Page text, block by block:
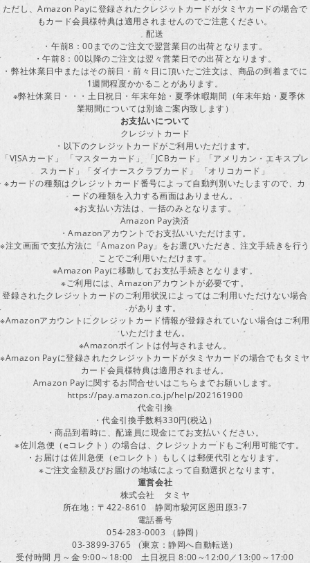
ただし、Amazon Payに登録されたクレジットカードがタミヤカードの場合で
もカード会員様特典は適用されませんのでご注意ください。
配送
・午前8：00までのご注文で翌営業日の出荷となります。
・午前8：00以降のご注文は翌々営業日での出荷となります。
・弊社休業日中またはその前日・前々日に頂いたご注文は、商品の到着までに
1週間程度かかることがあります。
※弊社休業日・・・土日祝日・年末年始・夏季休暇期間（年末年始・夏季休
業期間については別途ご案内致します）
お支払いについて
クレジットカード
・以下のクレジットカードがご利用いただけます。
「VISAカード」 「マスターカード」 「JCBカード」「アメリカン・エキスプレ
スカード」「ダイナースクラブカード」 「オリコカード」
※カードの種類はクレジットカード番号によって自動判別いたしますので、カ
ードの種類を入力する画面はありません。
※お支払い方法は、一括のみとなります。
Amazon Pay決済
・Amazonアカウントでお支払いいただけます。
※注文画面で支払方法に「Amazon Pay」をお選びいただき、注文手続きを行う
ことでご利用いただけます。
※Amazon Payに移動してお支払手続きとなります。
※ご利用には、Amazonアカウントが必要です。
登録されたクレジットカードのご利用状況によってはご利用いただけない場合
があります。
※Amazonアカウントにクレジットカード情報が登録されていない場合はご利用
いただけません。
※Amazonポイントは付与されません。
※Amazon Payに登録されたクレジットカードがタミヤカードの場合でもタミヤ
カード会員様特典は適用されません。
Amazon Payに関するお問合せいはこちらまでお願いします。
https://pay.amazon.co.jp/help/202161900
代金引換
・代金引換手数料330円(税込）
・商品到着時に、配達員に現金にてお支払いください。
※佐川急便（eコレクト）の場合は、クレジットカードもご利用可能です。
・お届けは佐川急便（eコレクト）もしくは郵便代引となります。
※ご注文金額及びお届けの地域によって自動選択となります。
運営会社
株式会社 タミヤ
所在地：〒422-8610 静岡市駿河区恩田原3-7
電話番号
054-283-0003 （静岡）
03-3899-3765 （東京：静岡へ自動転送）
受付時間 月～金 9:00～18:00 土日祝日 8:00～12:00／13:00～17:00